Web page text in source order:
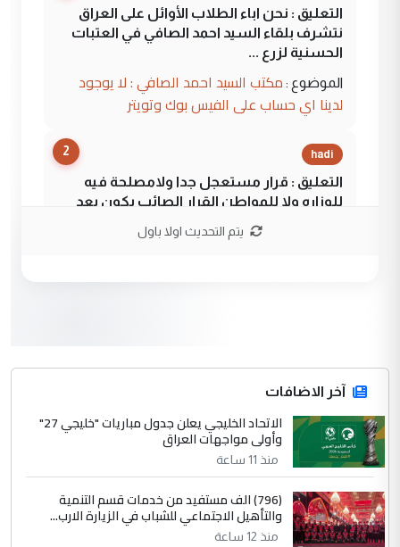
التعليق : نحن اباء الطلاب الأوائل على العراق
نتشرف بلقاء السيد احمد الصافي في العتبات
الحسنية لزرع ...
الموضوع : مكتب السيد احمد الصافي : لا يوجود
لدينا اي حساب على الفيس بوك وتويتر
2 hadi
التعليق : قرار مستعجل جدا ولامصلحة فيه
للوزاره ولا للمواطن القرار الصائب يكون بعد
جنسية الرافد الثالث للعراق ومن اصول عريقة
ابا فرات ...
الموضوع :
الجواهري يرد على صدام حسين سل
مضجعيك يابن الزنا (نص كامل)
سردار
التعليق : واحد من عصابة علي ماما يسقط
جنسية الرافد الثالث للعراق ومن اصول عريقة
يتم التحديث اولا باول
آخر الاضافات
الاتحاد الخليجي يعلن جدول مباريات "خليجي 27"
وأولى مواجهات العراق
منذ 11 ساعة
(796) الف مستفيد من خدمات قسم التنمية
والتأهيل الاجتماعي للشباب في الزيارة الارب...
منذ 12 ساعة